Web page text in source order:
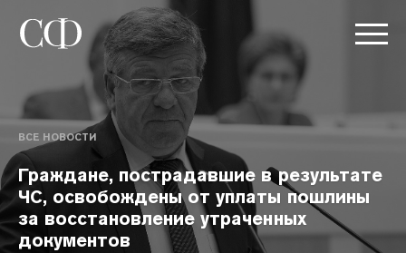
ВСЕ НОВОСТИ
Граждане, пострадавшие в результате
ЧС, освобождены от уплаты пошлины
за восстановление утраченных
документов